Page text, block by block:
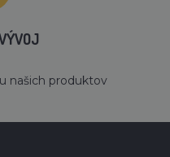
našich produktov